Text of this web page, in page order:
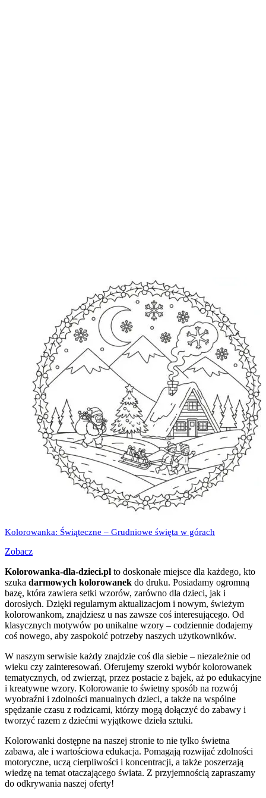
Kolorowanka: Świąteczne – Grudniowe święta w górach
Zobacz
Kolorowanka-dla-dzieci.pl to doskonałe miejsce dla każdego, kto
szuka darmowych kolorowanek do druku. Posiadamy ogromną
bazę, która zawiera setki wzorów, zarówno dla dzieci, jak i
dorosłych. Dzięki regularnym aktualizacjom i nowym, świeżym
kolorowankom, znajdziesz u nas zawsze coś interesującego. Od
klasycznych motywów po unikalne wzory – codziennie dodajemy
coś nowego, aby zaspokoić potrzeby naszych użytkowników.
W naszym serwisie każdy znajdzie coś dla siebie – niezależnie od
wieku czy zainteresowań. Oferujemy szeroki wybór kolorowanek
tematycznych, od zwierząt, przez postacie z bajek, aż po edukacyjne
i kreatywne wzory. Kolorowanie to świetny sposób na rozwój
wyobraźni i zdolności manualnych dzieci, a także na wspólne
spędzanie czasu z rodzicami, którzy mogą dołączyć do zabawy i
tworzyć razem z dziećmi wyjątkowe dzieła sztuki.
Kolorowanki dostępne na naszej stronie to nie tylko świetna
zabawa, ale i wartościowa edukacja. Pomagają rozwijać zdolności
motoryczne, uczą cierpliwości i koncentracji, a także poszerzają
wiedzę na temat otaczającego świata. Z przyjemnością zapraszamy
do odkrywania naszej oferty!